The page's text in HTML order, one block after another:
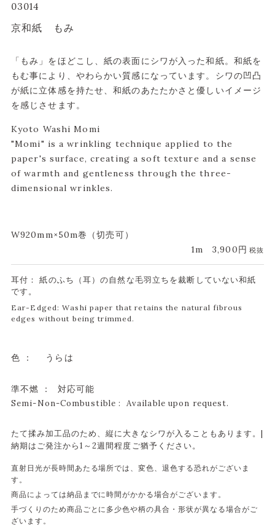
03014
京和紙 もみ
「もみ」をほどこし、紙の表面にシワが入った和紙。和紙を
もむ事により、やわらかい質感になっています。シワの凹凸
が紙に立体感を持たせ、和紙のあたたかさと優しいイメージ
を感じさせます。
Kyoto Washi Momi
"Momi" is a wrinkling technique applied to the
paper's surface, creating a soft texture and a sense
of warmth and gentleness through the three-
dimensional wrinkles.
W920mm×50m巻（切売可）
1m
3,900円 税抜
耳付： 紙のふち（耳）の自然な毛羽立ちを裁断していない和紙
です。
Ear-Edged: Washi paper that retains the natural fibrous
edges without being trimmed.
色 ： うらは
準不燃 ： 対応可能
Semi-Non-Combustible : Available upon request.
たて揉み加工品のため、縦に大きなシワが入ることもあります。|
納期はご発注から1～2週間程度ご猶予ください。
直射日光が長時間あたる場所では、変色、退色する恐れがございま
す。
商品によっては納品までに時間がかかる場合がございます。
手づくりのため商品ごとに多少色や柄の具合・形状が異なる場合がご
ざいます。